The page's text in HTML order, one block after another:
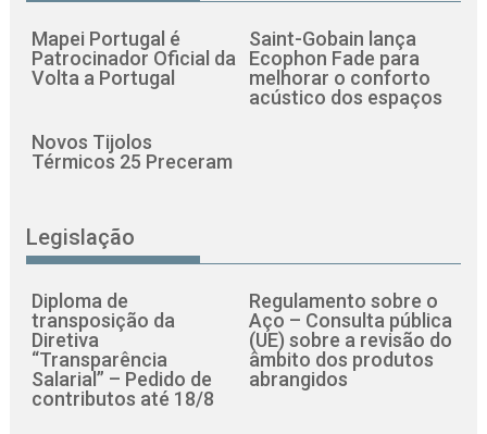
Mapei Portugal é
Patrocinador Oficial da
Volta a Portugal
Saint-Gobain lança
Ecophon Fade para
melhorar o conforto
acústico dos espaços
Novos Tijolos
Térmicos 25 Preceram
Legislação
Diploma de
transposição da
Diretiva
“Transparência
Salarial” – Pedido de
contributos até 18/8
Regulamento sobre o
Aço – Consulta pública
(UE) sobre a revisão do
âmbito dos produtos
abrangidos